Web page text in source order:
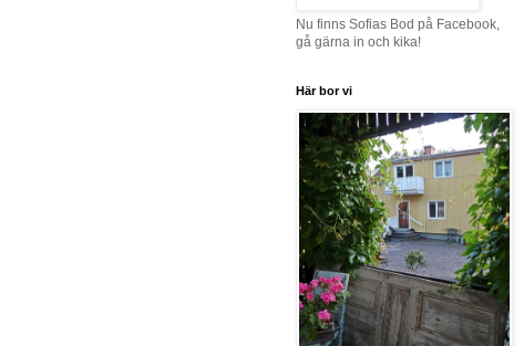
Nu finns Sofias Bod på Facebook,
gå gärna in och kika!
Här bor vi